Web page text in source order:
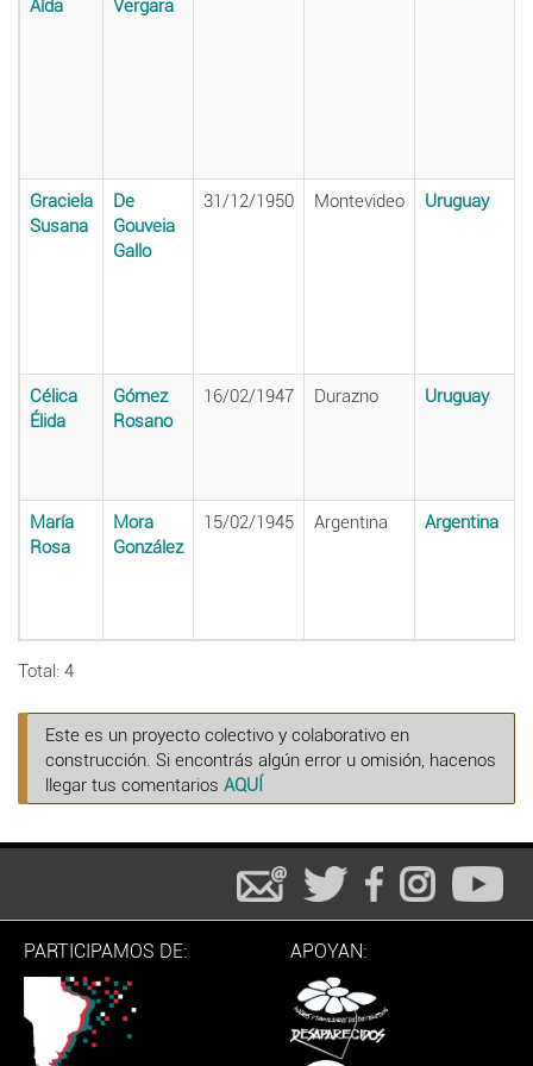
Aída
Vergara
Graciela
Susana
De
Gouveia
Gallo
31/12/1950 Montevideo Uruguay
Célica
Élida
Gómez
Rosano
16/02/1947 Durazno Uruguay
María
Rosa
Mora
González
15/02/1945 Argentina Argentina
Total: 4
Este es un proyecto colectivo y colaborativo en
construcción. Si encontrás algún error u omisión, hacenos
llegar tus comentarios AQUÍ
PARTICIPAMOS DE: APOYAN: